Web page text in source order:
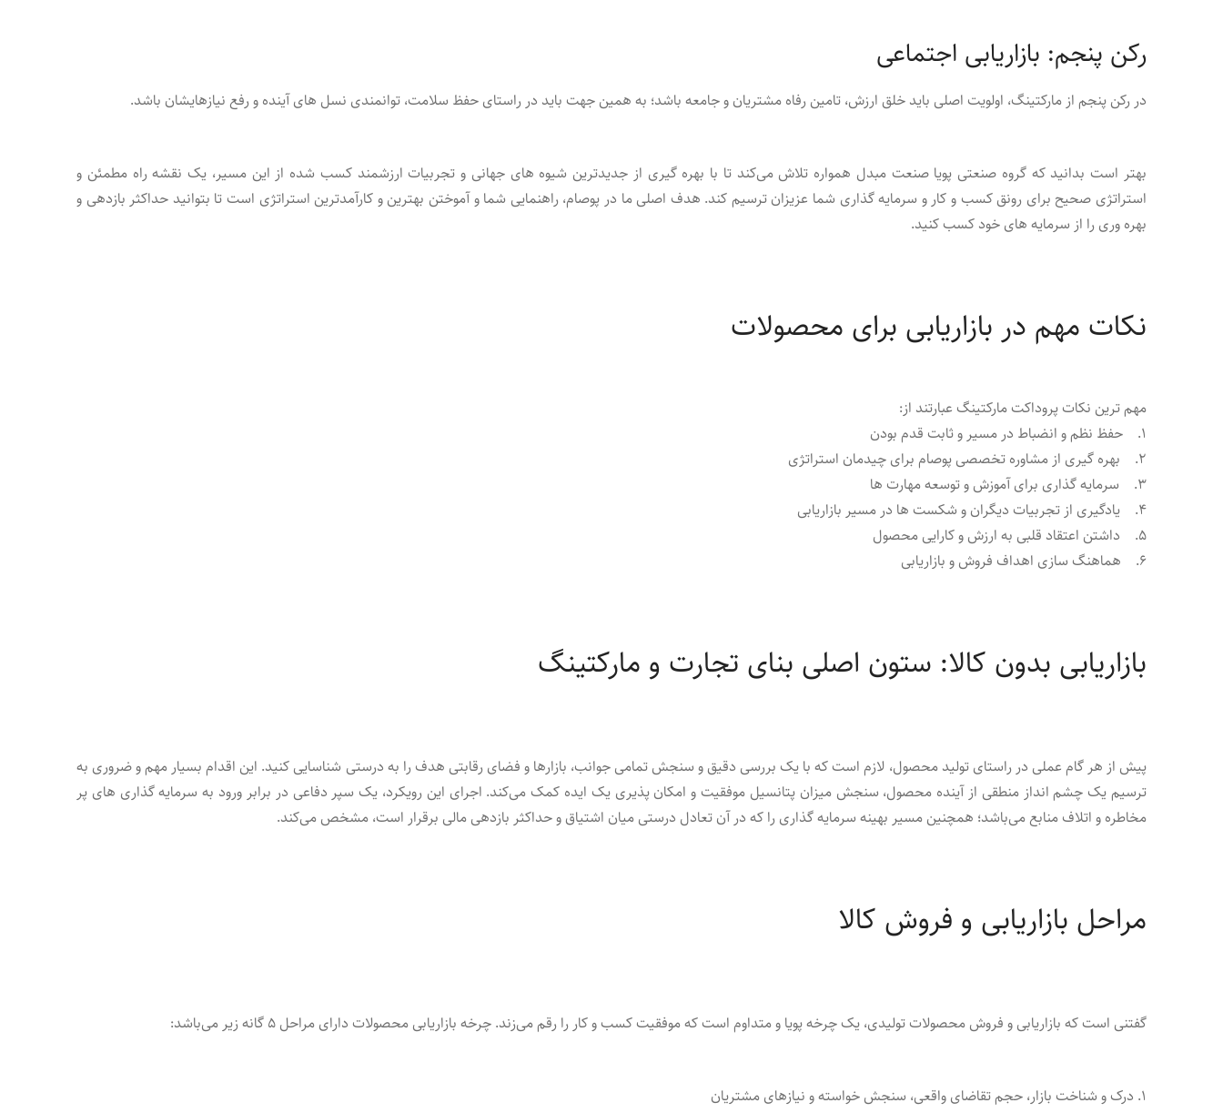
رکن پنجم: بازاریابی اجتماعی
در رکن پنجم از مارکتینگ، اولویت اصلی باید خلق ارزش، تامین رفاه مشتریان و جامعه باشد؛ به همین جهت باید در راستای حفظ سلامت، توانمندی نسل های آینده و رفع نیازهایشان باشد.
بهتر است بدانید که گروه صنعتی پویا صنعت مبدل همواره تلاش می‌کند تا با بهره گیری از جدیدترین شیوه های جهانی و تجربیات ارزشمند کسب شده از این مسیر، یک نقشه راه مطمئن و
استراتژی صحیح برای رونق کسب و کار و سرمایه گذاری شما عزیزان ترسیم کند. هدف اصلی ما در پوصام، راهنمایی شما و آموختن بهترین و کارآمدترین استراتژی است تا بتوانید حداکثر بازدهی و
بهره وری را از سرمایه های خود کسب کنید.
نکات مهم در بازاریابی برای محصولات
مهم ترین نکات پروداکت مارکتینگ عبارتند از:
۱. حفظ نظم و انضباط در مسیر و ثابت قدم بودن
۲. بهره گیری از مشاوره تخصصی پوصام برای چیدمان استراتژی
۳. سرمایه گذاری برای آموزش و توسعه مهارت ها
۴. یادگیری از تجربیات دیگران و شکست ها در مسیر بازاریابی
۵. داشتن اعتقاد قلبی به ارزش و کارایی محصول
۶. هماهنگ سازی اهداف فروش و بازاریابی
بازاریابی بدون کالا: ستون اصلی بنای تجارت و مارکتینگ
پیش از هر گام عملی در راستای تولید محصول، لازم است که با یک بررسی دقیق و سنجش تمامی جوانب، بازارها و فضای رقابتی هدف را به درستی شناسایی کنید. این اقدام بسیار مهم و ضروری به
ترسیم یک چشم انداز منطقی از آینده محصول، سنجش میزان پتانسیل موفقیت و امکان پذیری یک ایده کمک می‌کند. اجرای این رویکرد، یک سپر دفاعی در برابر ورود به سرمایه گذاری های پر
مخاطره و اتلاف منابع می‌باشد؛ همچنین مسیر بهینه سرمایه گذاری را که در آن تعادل درستی میان اشتیاق و حداکثر بازدهی مالی برقرار است، مشخص می‌کند.
مراحل بازاریابی و فروش کالا
گفتنی است که بازاریابی و فروش محصولات تولیدی، یک چرخه پویا و متداوم است که موفقیت کسب و کار را رقم می‌زند. چرخه بازاریابی محصولات دارای مراحل ۵ گانه زیر می‌باشد:
۱. درک و شناخت بازار، حجم تقاضای واقعی، سنجش خواسته و نیازهای مشتریان